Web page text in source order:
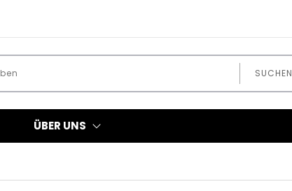
SUCHEN
ÜBER UNS